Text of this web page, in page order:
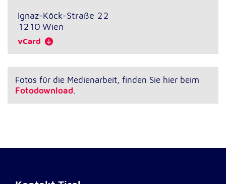
Ignaz-Köck-Straße 22
1210 Wien
vCard
Fotos für die Medienarbeit, finden Sie hier beim
Fotodownload.